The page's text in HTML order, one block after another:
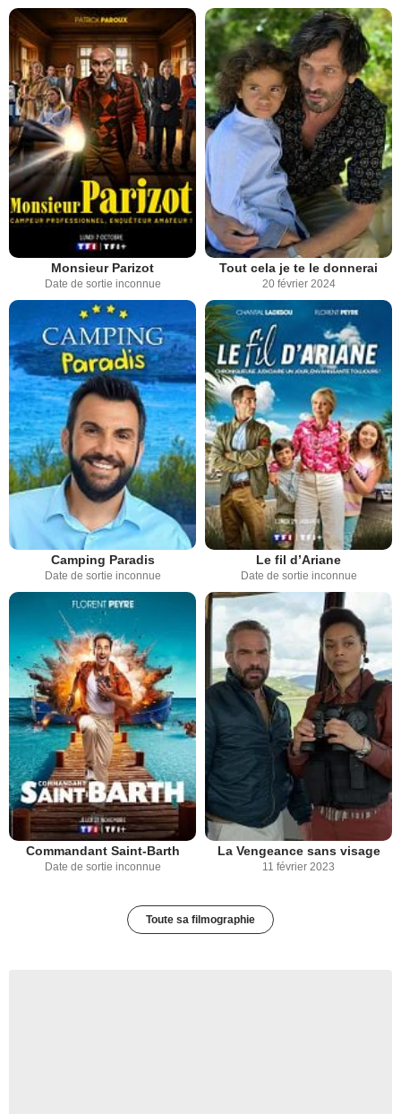
Monsieur Parizot
Date de sortie inconnue
Tout cela je te le donnerai
20 février 2024
Camping Paradis
Date de sortie inconnue
Le fil d’Ariane
Date de sortie inconnue
Commandant Saint-Barth
Date de sortie inconnue
La Vengeance sans visage
11 février 2023
Toute sa filmographie